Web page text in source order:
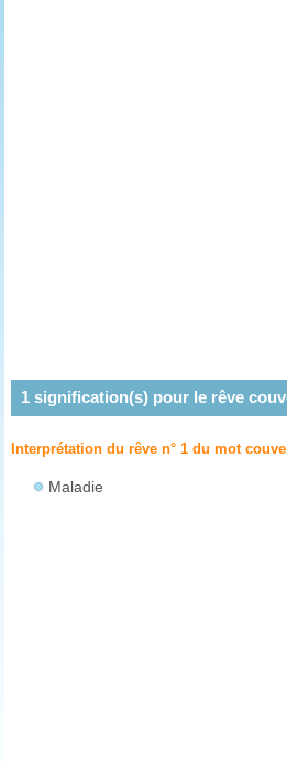
1signification(s) pour le rêve
Interprétation du rêve n° 1 du mot
Maladie